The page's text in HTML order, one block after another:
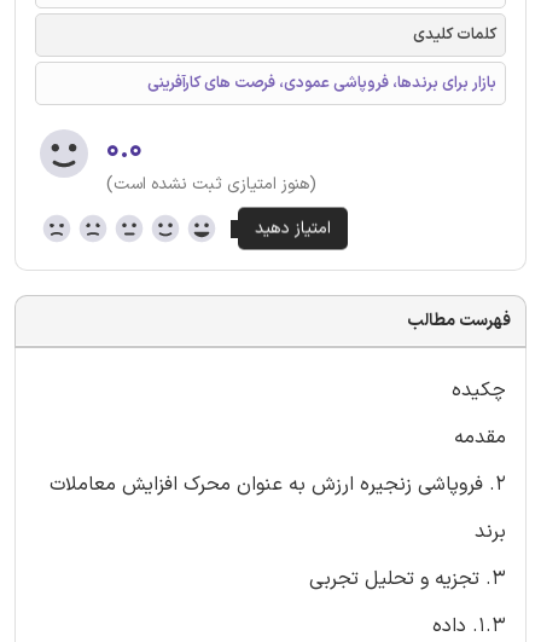
کلمات کلیدی
بازار برای برندها، فروپاشی عمودی، فرصت های کارآفرینی
۰.۰
(هنوز امتیازی ثبت نشده است)
فهرست مطالب
چکیده
مقدمه
2. فروپاشی زنجیره ارزش به عنوان محرک افزایش معاملات
برند
3. تجزیه و تحلیل تجربی
1.3. داده